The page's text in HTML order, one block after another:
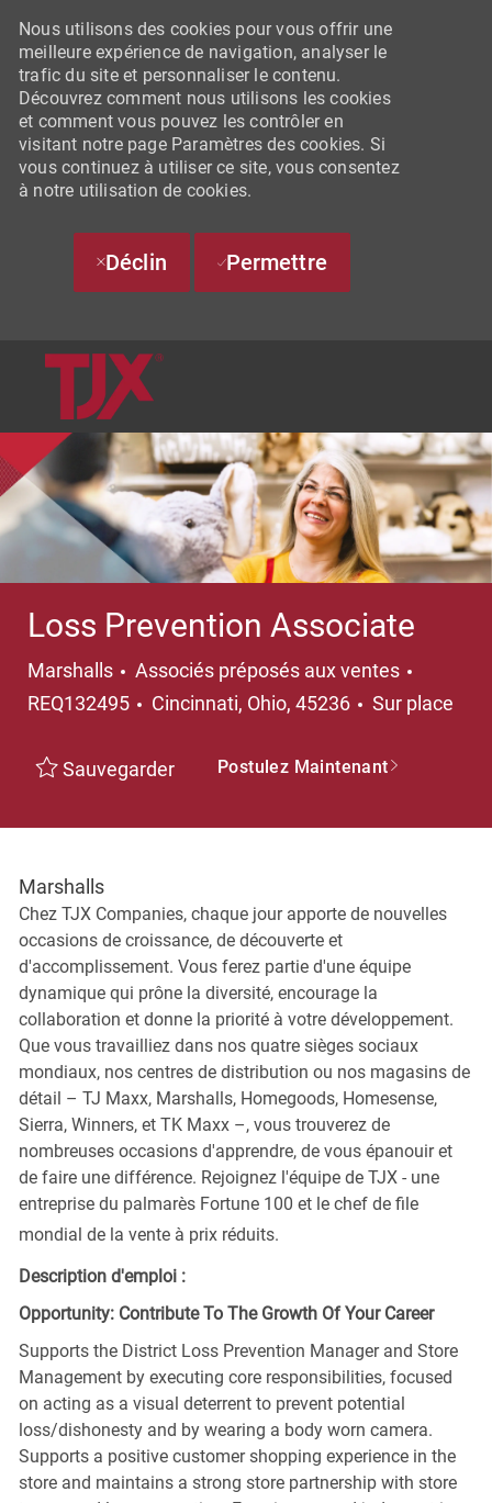
SKIP TO MAIN CONTENT
Nous utilisons des cookies pour vous offrir une
meilleure expérience de navigation, analyser le
trafic du site et personnaliser le contenu.
Découvrez comment nous utilisons les cookies
et comment vous pouvez les contrôler en
visitant notre page Paramètres des cookies. Si
vous continuez à utiliser ce site, vous consentez
à notre utilisation de cookies.
Déclin Permettre
Loss Prevention Associate
Marshalls Catégorie
Associés préposés aux ventes
REQ132495
Emplacement
Cincinnati, Ohio, 45236 Sur place
Sauvegarder Postulez Maintenant
Marshalls
Chez TJX Companies, chaque jour apporte de nouvelles
occasions de croissance, de découverte et
d'accomplissement. Vous ferez partie d'une équipe
dynamique qui prône la diversité, encourage la
collaboration et donne la priorité à votre développement.
Que vous travailliez dans nos quatre sièges sociaux
mondiaux, nos centres de distribution ou nos magasins de
détail – TJ Maxx, Marshalls, Homegoods, Homesense,
Sierra, Winners, et TK Maxx –, vous trouverez de
nombreuses occasions d'apprendre, de vous épanouir et
de faire une différence. Rejoignez l'équipe de TJX - une
entreprise du palmarès Fortune 100 et le chef de file
mondial de la vente à prix réduits.
Description d'emploi :
Opportunity: Contribute To The Growth Of Your Career
Supports the District Loss Prevention Manager and Store
Management by executing core responsibilities, focused
on acting as a visual deterrent to prevent potential
loss/dishonesty and by wearing a body worn camera.
Supports a positive customer shopping experience in the
store and maintains a strong store partnership with store